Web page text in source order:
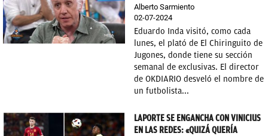
Alberto Sarmiento
02-07-2024
Eduardo Inda visitó, como cada
lunes, el plató de El Chiringuito de
Jugones, donde tiene su sección
semanal de exclusivas. El director
de OKDIARIO desveló el nombre de
un futbolista...
LAPORTE SE ENGANCHA CON VINICIUS
EN LAS REDES: «QUIZÁ QUERÍA